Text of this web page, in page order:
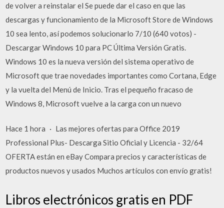
de volver a reinstalar el Se puede dar el caso en que las
descargas y funcionamiento de la Microsoft Store de Windows
10 sea lento, así podemos solucionarlo 7/10 (640 votos) -
Descargar Windows 10 para PC Última Versión Gratis.
Windows 10 es la nueva versión del sistema operativo de
Microsoft que trae novedades importantes como Cortana, Edge
y la vuelta del Menú de Inicio. Tras el pequeño fracaso de
Windows 8, Microsoft vuelve a la carga con un nuevo
Hace 1 hora · Las mejores ofertas para Office 2019
Professional Plus- Descarga Sitio Oficial y Licencia - 32/64
OFERTA están en eBay Compara precios y características de
productos nuevos y usados Muchos artículos con envío gratis!
Libros electrónicos gratis en PDF